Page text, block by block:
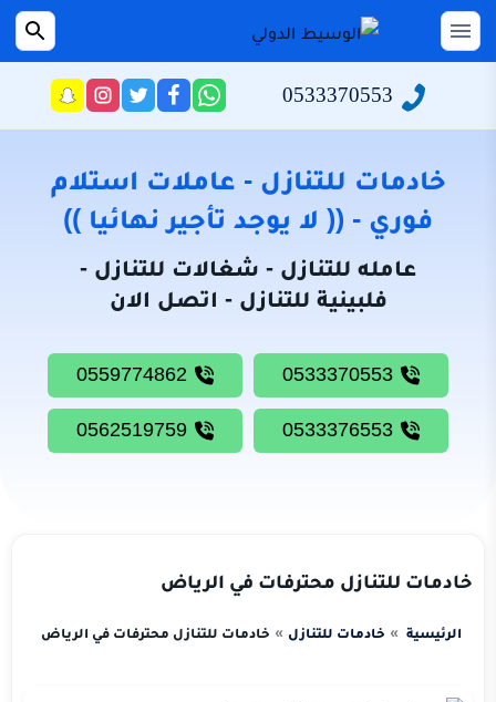
التجاوز
إلى
القائمة
الرئيسية
سياسة
الخصوصية
نحن
للتنازل
شغالات
للتنازل
بحث
0533370553
راسلنا
عبر
تابعنا
على
فيسبوك
تابعنا
على
تويتر
تابعنا
على
انستجرام
خادمات للتنازل - عاملات استلام
فوري - (( لا يوجد تأجير نهائيا ))
عامله للتنازل - شغالات للتنازل -
فلبينية للتنازل - اتصل الان
خادمات للتنازل محترفات في الرياض
الرئيسية خادمات للتنازل خادمات للتنازل محترفات في الرياض